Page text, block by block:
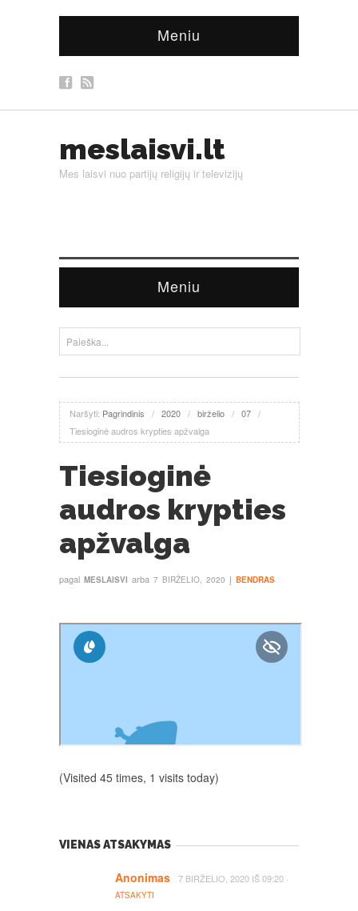
Meniu
meslaisvi.lt
Mes laisvi nuo partijų religijų ir televizijų
Meniu
Naršyti: Pagrindinis / 2020 / birželio / 07 /
Tiesioginė audros krypties apžvalga
Tiesioginė
audros krypties
apžvalga
pagal MESLAISVI arba 7 BIRŽELIO, 2020 į BENDRAS
(Visited 45 times, 1 visits today)
VIENAS ATSAKYMAS
Anonimas 7 BIRŽELIO, 2020 IŠ09:20 ·
ATSAKYTI